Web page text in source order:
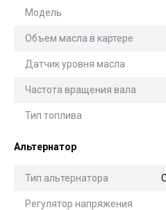
Модель
Объем масла в картере
Датчик уровня масла
Частота вращения вала
Тип топлива
Альтернатор
Тип альтернатора
Регулятор напряжения